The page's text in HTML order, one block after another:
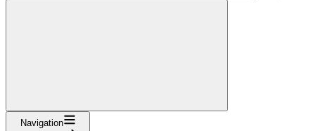
Navigation